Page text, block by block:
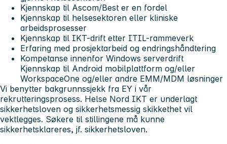
Kjennskap til Ascom/Best er en fordel
Kjennskap til helsesektoren eller kliniske
arbeidsprosesser
Kjennskap til IKT-drift etter ITIL-rammeverk
Erfaring med prosjektarbeid og endringshåndtering
Kompetanse innenfor Windows serverdrift
Kjennskap til Android mobilplattform og/eller
WorkspaceOne og/eller andre EMM/MDM løsninger
Vi benytter bakgrunnssjekk fra EY i vår
rekrutteringsprosess. Helse Nord IKT er underlagt
sikkerhetsloven og sikkerhetsmessig skikkethet vil
vektlegges. Søkere til stillingene må kunne
sikkerhetsklareres, jf. sikkerhetsloven.